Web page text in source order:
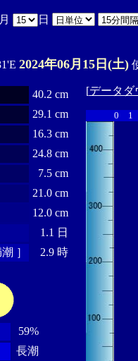
月 日
2024年06月15日(土)
40.2 cm
29.1 cm
16.3 cm
24.8 cm
7.5 cm
21.0 cm
12.0 cm
1.1 日
］
2.9 時
59%
長潮
[データダ
0 1